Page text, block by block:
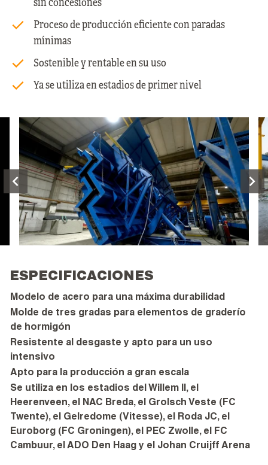
Proceso de producción eficiente con paradas
mínimas
Sostenible y rentable en su uso
Ya se utiliza en estadios de primer nivel
ESPECIFICACIONES
Modelo de acero para una máxima durabilidad
Molde de tres gradas para elementos de graderío
de hormigón
Resistente al desgaste y apto para un uso
intensivo
Apto para la producción a gran escala
Se utiliza en los estadios del Willem II, el
Heerenveen, el NAC Breda, el Grolsch Veste (FC
Twente), el Gelredome (Vitesse), el Roda JC, el
Euroborg (FC Groningen), el PEC Zwolle, el FC
Cambuur, el ADO Den Haag y el Johan Cruijff Arena